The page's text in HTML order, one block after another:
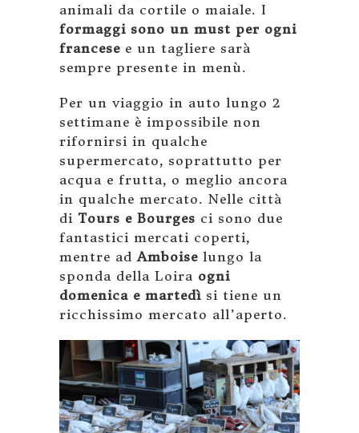
animali da cortile o maiale. I
formaggi sono un must per ogni
francese e un tagliere sarà
sempre presente in menù.
Per un viaggio in auto lungo 2
settimane è impossibile non
rifornirsi in qualche
supermercato, soprattutto per
acqua e frutta, o meglio ancora
in qualche mercato. Nelle città
di Tours e Bourges ci sono due
fantastici mercati coperti,
mentre adAmboise lungo la
sponda della Loira ogni
domenica e martedì si tiene un
ricchissimo mercato all’aperto.